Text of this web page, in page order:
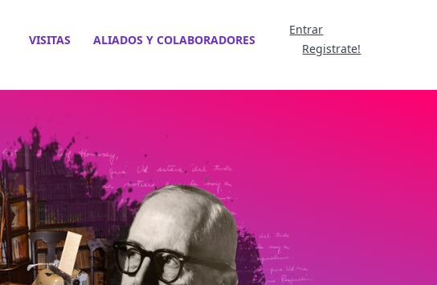
VISITAS ALIADOS Y COLABORADORES
Entrar
Registrate!